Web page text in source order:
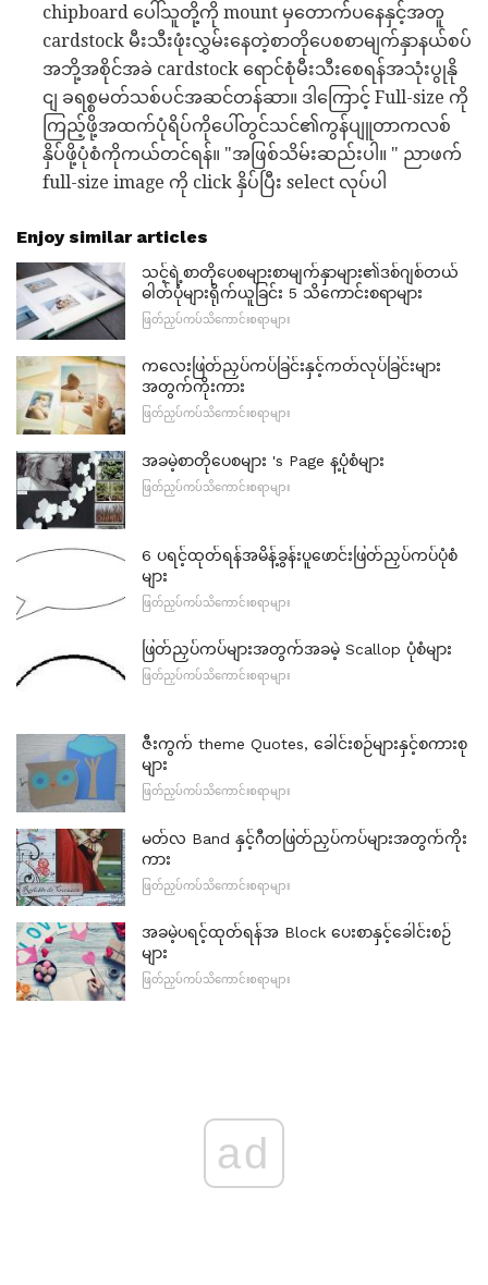
chipboard ပေါ်သူတို့ကို mount မှတောက်ပနေနှင့်အတူ
cardstock မီးသီးဖုံးလွှမ်းနေတဲ့စာတိုပေစစာမျက်နှာနယ်စပ်
အဘို့အစိုင်အခဲ cardstock ရောင်စုံမီးသီးစေရန်အသုံးပွုနို
ငျ ခရစ္စမတ်သစ်ပင်အဆင်တန်ဆာ။ ဒါကြောင့် Full-size ကို
ကြည့်ဖို့အထက်ပုံရိပ်ကိုပေါ်တွင်သင်၏ကွန်ပျူတာကလစ်
နှိပ်ဖို့ပုံစံကိုကယ်တင်ရန်။ "အဖြစ်သိမ်းဆည်းပါ။ " ညာဖက်
full-size image ကို click နှိပ်ပြီး select လုပ်ပါ
Enjoy similar articles
သင့်ရဲ့စာတိုပေစများစာမျက်နှာများ၏ဒစ်ဂျစ်တယ်
ဓါတ်ပုံများရိုက်ယူခြင်း 5 သိကောင်းစရာများ
ဖြတ်ညှပ်ကပ်သိကောင်းစရာများ
ကလေးဖြတ်ညှပ်ကပ်ခြင်းနှင့်ကတ်လုပ်ခြင်းများ
အတွက်ကိုးကား
ဖြတ်ညှပ်ကပ်သိကောင်းစရာများ
အခမဲ့စာတိုပေစများ 's Page န့ပုံစံများ
ဖြတ်ညှပ်ကပ်သိကောင်းစရာများ
6 ပရင့်ထုတ်ရန်အမိန့်ခွန်းပူဖောင်းဖြတ်ညှပ်ကပ်ပုံစံ
များ
ဖြတ်ညှပ်ကပ်သိကောင်းစရာများ
ဖြတ်ညှပ်ကပ်များအတွက်အခမဲ့ Scallop ပုံစံများ
ဖြတ်ညှပ်ကပ်သိကောင်းစရာများ
ဇီးကွက် theme Quotes, ခေါင်းစဉ်များနှင့်စကားစု
များ
ဖြတ်ညှပ်ကပ်သိကောင်းစရာများ
မတ်လ Band နှင့်ဂီတဖြတ်ညှပ်ကပ်များအတွက်ကိုး
ကား
ဖြတ်ညှပ်ကပ်သိကောင်းစရာများ
အခမဲ့ပရင့်ထုတ်ရန်အ Block ပေးစာနှင့်ခေါင်းစဉ်
များ
ဖြတ်ညှပ်ကပ်သိကောင်းစရာများ
ad